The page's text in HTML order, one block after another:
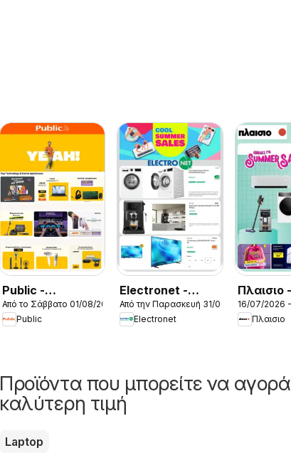
Public -
Προσφορές
Από το Σάββατο 01/08/2026
Public
Electronet -
Προσφορές
Από την Παρασκευή 31/07/2026
Electronet
Πλαισιο -
16/07/2026
Πλαισιο
Προϊόντα που μπορείτε να
καλύτερη τιμή
Laptop